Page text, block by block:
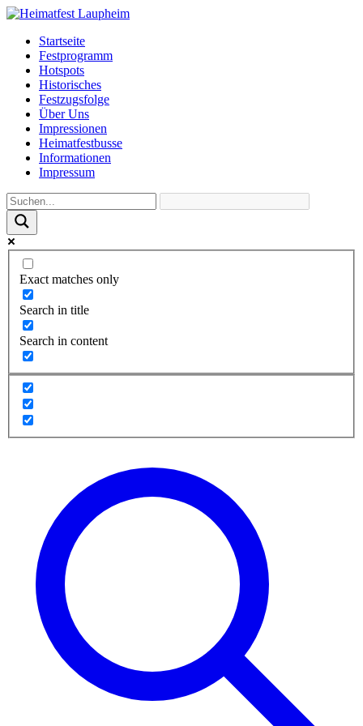
Startseite
Festprogramm
Hotspots
Historisches
Festzugsfolge
Über Uns
Impressionen
Heimatfestbusse
Informationen
Impressum
Exact matches only
Search in title
Search in content